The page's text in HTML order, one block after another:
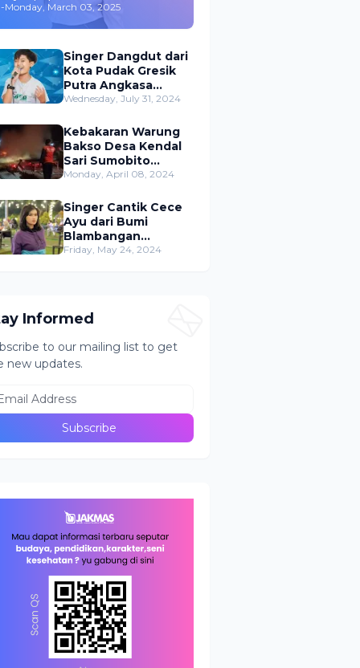
,Merambah Bisnis dan
Akting
-Monday, March 03, 2025
Singer Dangdut dari
Kota Pudak Gresik
Putra Angkasa
Gemparkan
Indonesia
Wednesday, July 31, 2024
Kebakaran Warung
Bakso Desa Kendal
Sari Sumobito
Jombang Berhasil di
Monday, April 08, 2024
Singer Cantik Cece
Ayu dari Bumi
Blambangan
Banyuwangi Siap
Friday, May 24, 2024
Informed
to our mailing list to get
new updates.